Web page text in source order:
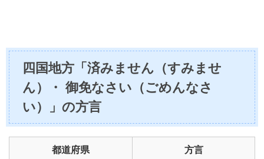
四国地方「済みません（すみませ
ん）・ 御免なさい（ごめんなさ
い）」の方言
都道府県 方言